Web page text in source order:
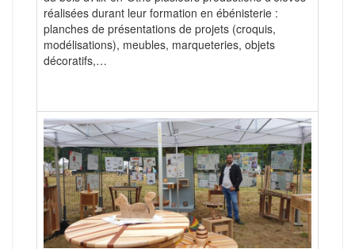
réalisées durant leur formation en ébénisterie :
planches de présentations de projets (croquis,
modélisations), meubles, marqueteries, objets
décoratifs,…